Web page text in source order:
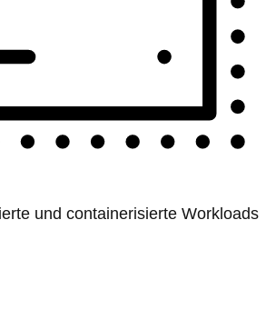
und containerisierte Workloads